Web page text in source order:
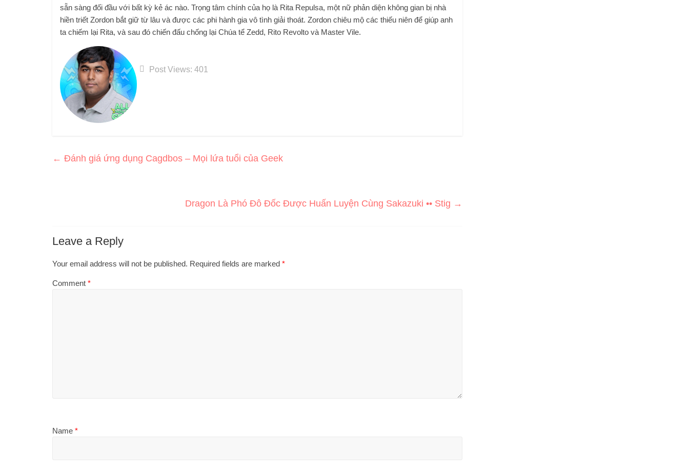
sẵn sàng đối đầu với bất kỳ kẻ ác nào. Trọng tâm chính của họ là Rita Repulsa, một nữ phản diện không gian bị nhà
hiền triết Zordon bắt giữ từ lâu và được các phi hành gia vô tình giải thoát. Zordon chiêu mộ các thiếu niên để giúp anh
ta chiếm lại Rita, và sau đó chiến đấu chống lại Chúa tể Zedd, Rito Revolto và Master Vile.
Post Views: 401
← Đánh giá ứng dụng Cagdbos – Mọi lứa tuổi của Geek
Dragon Là Phó Đô Đốc Được Huấn Luyện Cùng Sakazuki •• Stig →
Leave a Reply
Your email address will not be published. Required fields are marked *
Comment *
Name *